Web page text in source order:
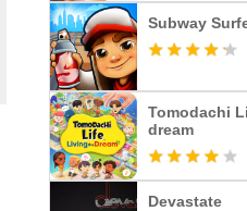
Subway
Tomodachi
dream
Devastate